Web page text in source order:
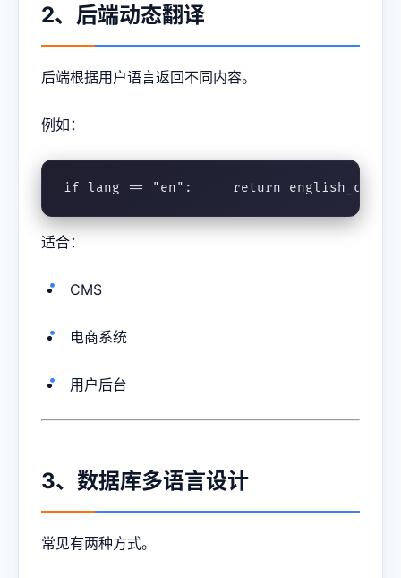
2、后端动态翻译
后端根据用户语言返回不同内容。
例如：
if lang == "en":     return
适合：
CMS
电商系统
用户后台
3、数据库多语言设计
常见有两种方式。